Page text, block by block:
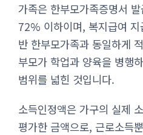
가족은 한부모가족증명서
72% 이하이며, 복지급여
반 한부모가족과 동일하게
부모가 학업과 양육을 병행
범위를 넓힌 것입니다.
소득인정액은 가구의 실제
평가한 금액으로, 근로소득